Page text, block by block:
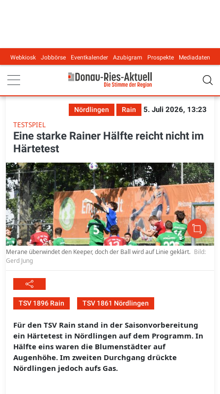
Main navigation
Webkiosk Jobbörse Eventkalender Azubigram Prospekte Mediadaten
Nördlingen Rain
5. Juli 2026, 13:23
TESTSPIEL
Eine starke Rainer Hälfte reicht nicht im
Härtetest
Merane überwindet den Keeper, doch der Ball wird auf Linie geklärt. Bild:
Gerd Jung
TSV 1896 Rain TSV 1861 Nördlingen
Für den TSV Rain stand in der Saisonvorbereitung
ein Härtetest in Nördlingen auf dem Programm. In
Hälfte eins waren die Blumenstädter auf
Augenhöhe. Im zweiten Durchgang drückte
Nördlingen jedoch aufs Gas.